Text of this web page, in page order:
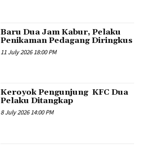
Baru Dua Jam Kabur, Pelaku
Penikaman Pedagang Diringkus
11 July 2026 18:00 PM
Keroyok Pengunjung KFC Dua
Pelaku Ditangkap
8 July 2026 14:00 PM